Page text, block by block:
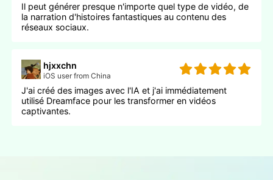
Il peut générer presque n'importe quel type de vidéo, de
la narration d'histoires fantastiques au contenu des
réseaux sociaux.
hjxxchn
iOS user from China
J'ai créé des images avec l'IA et j'ai immédiatement
utilisé Dreamface pour les transformer en vidéos
captivantes.